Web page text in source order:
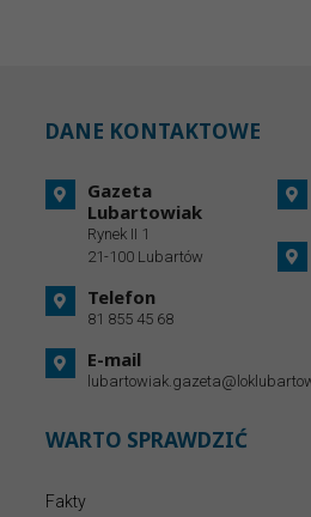
DANE KONTAKTOWE
Gazeta
Lubartowiak
Rynek II 1
21-100 Lubartów
Telefon
81 855 45 68
E-mail
WARTO SPRAWDZIĆ
Fakty